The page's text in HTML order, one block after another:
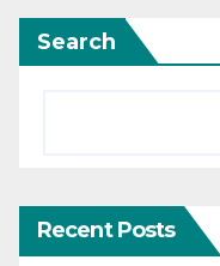
Search
Recent Posts